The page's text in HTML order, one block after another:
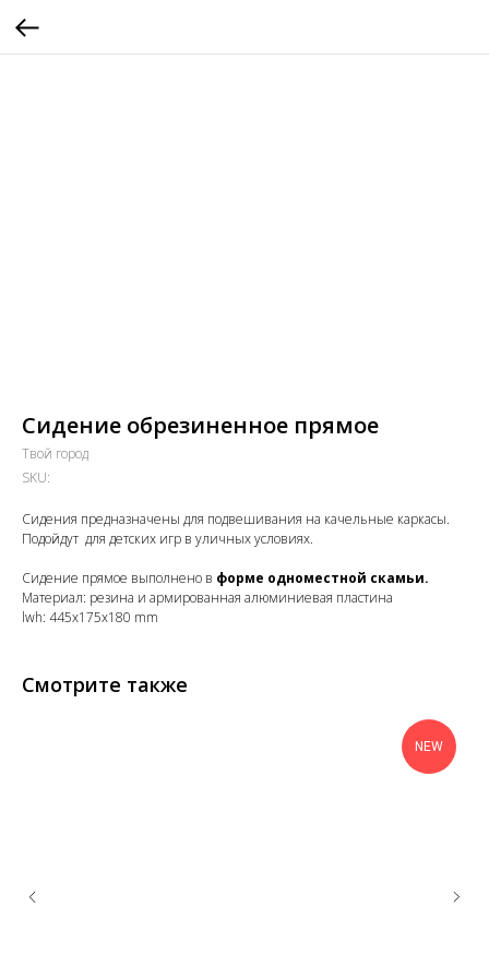
Сидение обрезиненное прямое
Твой город
SKU:
Сидения предназначены для подвешивания на качельные каркасы.
Подойдут для детских игр в уличных условиях.
Сидение прямое выполнено в форме одноместной скамьи.
Материал: резина и армированная алюминиевая пластина
lwh: 445x175x180 mm
Смотрите также
NEW